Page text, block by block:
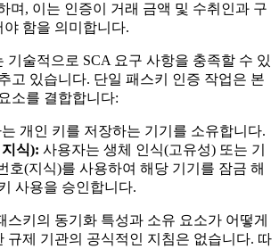
며, 이는 인증이 거래 금액 및 수취인과 구
함을 의미합니다.
기술적으로 SCA 요구 사항을 충족할 수 있
고 있습니다. 단일 패스키 인증 작업은 본
소를 결합합니다:
개인 키를 저장하는 기기를 소유합니다.
식): 사용자는 생체 인식(고유성) 또는 기
호(지식)를 사용하여 해당 기기를 잠금 해
사용을 승인합니다.
스키의 동기화 특성과 소유 요소가 어떻게
규제 기관의 공식적인 지침은 없습니다. 따